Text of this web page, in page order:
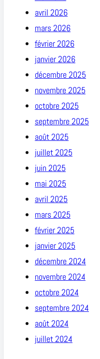
avril 2026
mars 2026
février 2026
janvier 2026
décembre 2025
novembre 2025
octobre 2025
septembre 2025
août 2025
juillet 2025
juin 2025
mai 2025
avril 2025
mars 2025
février 2025
janvier 2025
décembre 2024
novembre 2024
octobre 2024
septembre 2024
août 2024
juillet 2024